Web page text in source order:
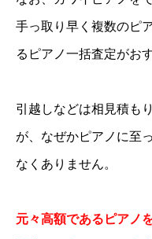
手っ取り早く複数のピ
るピアノ一括査定がお
引越しなどは相見積も
が、なぜかピアノに至
なくありません。
元々高額であるピアノ